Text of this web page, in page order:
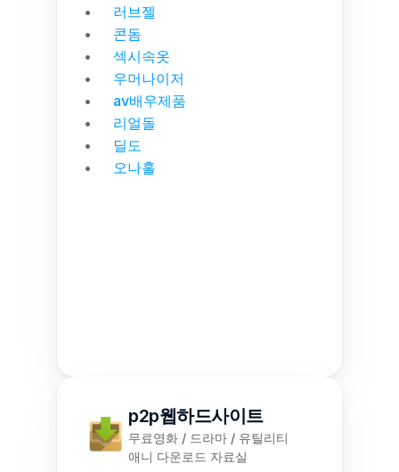
러브젤
콘돔
섹시속옷
우머나이저
av배우제품
리얼돌
딜도
오나홀
p2p웹하드사이트
무료영화 / 드라마 / 유틸리티
애니 다운로드 자료실